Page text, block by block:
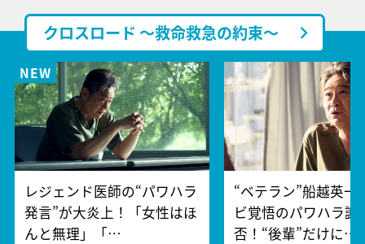
クロスロード ～救命救急の約束～
レジェンド医師の“パワハラ
発言”が大炎上！「女性はほ
んと無理」「…
“ベテラン”船越英一
ビ覚悟のパワハラ謝
否！“後輩”だけに…